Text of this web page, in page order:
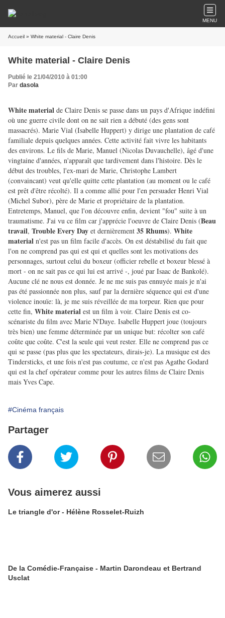
MENU
Accueil » White material - Claire Denis
White material - Claire Denis
Publié le 21/04/2010 à 01:00
Par dasola
White material de Claire Denis se passe dans un pays d'Afrique indéfini
où une guerre civile dont on ne sait rien a débuté (des gens sont
massacrés). Marie Vial (Isabelle Huppert) y dirige une plantation de café
familiale depuis quelques années. Cette activité fait vivre les habitants
des environs. Le fils de Marie, Manuel (Nicolas Duvauchelle), âgé d'une
vingtaine d'années, n'apparaît que tardivement dans l'histoire. Dès le
début des troubles, l'ex-mari de Marie, Christophe Lambert
(convaincant) veut qu'elle quitte cette plantation (au moment ou le café
est prêt d'être récolté). Il a comme allié pour l'en persuader Henri Vial
(Michel Subor), père de Marie et propriétaire de la plantation.
Entretemps, Manuel, que l'on découvre enfin, devient "fou" suite à un
traumatisme. J'ai vu ce film car j'apprécie l'oeuvre de Claire Denis (Beau
travail, Trouble Every Day et dernièrement 35 Rhums). White
material n'est pas un film facile d'accès. On est déstabilisé du fait que
l'on ne comprend pas qui est qui et quelles sont les motivations des
personnages, surtout celui du boxeur (officier rebelle et boxeur blessé à
mort - on ne sait pas ce qui lui est arrivé -, joué par Isaac de Bankolé).
Aucune clé ne nous est donnée. Je ne me suis pas ennuyée mais je n'ai
pas été passionnée non plus, sauf par la dernière séquence qui est d'une
violence inouïe: là, je me suis réveillée de ma torpeur. Rien que pour
cette fin, White material est un film à voir. Claire Denis est co-
scénariste du film avec Marie N'Daye. Isabelle Huppert joue (toujours
très bien) une femme déterminée par un unique but: récolter son café
coûte que coûte. C'est la seule qui veut rester. Elle ne comprend pas ce
qui se passe (pas plus que les spectateurs, dirais-je). La musique est des
Tindersticks, et une fois n'est pas coutume, ce n'est pas Agathe Godard
qui est la chef opérateur comme pour les autres films de Claire Denis
mais Yves Cape.
#Cinéma français
Partager
Vous aimerez aussi
Le triangle d'or - Hélène Rosselet-Ruizh
De la Comédie-Française - Martin Darondeau et Bertrand
Usclat